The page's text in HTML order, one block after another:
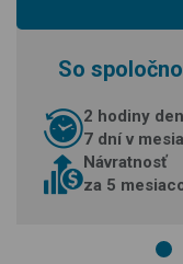
So
2 hodiny
7 dní v
Návratnosť
za 5